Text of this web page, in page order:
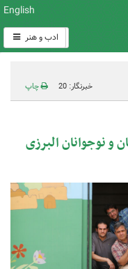
English
ادب و هنر
خبرنگار: 20 چاپ
و نوجوانان البرزی